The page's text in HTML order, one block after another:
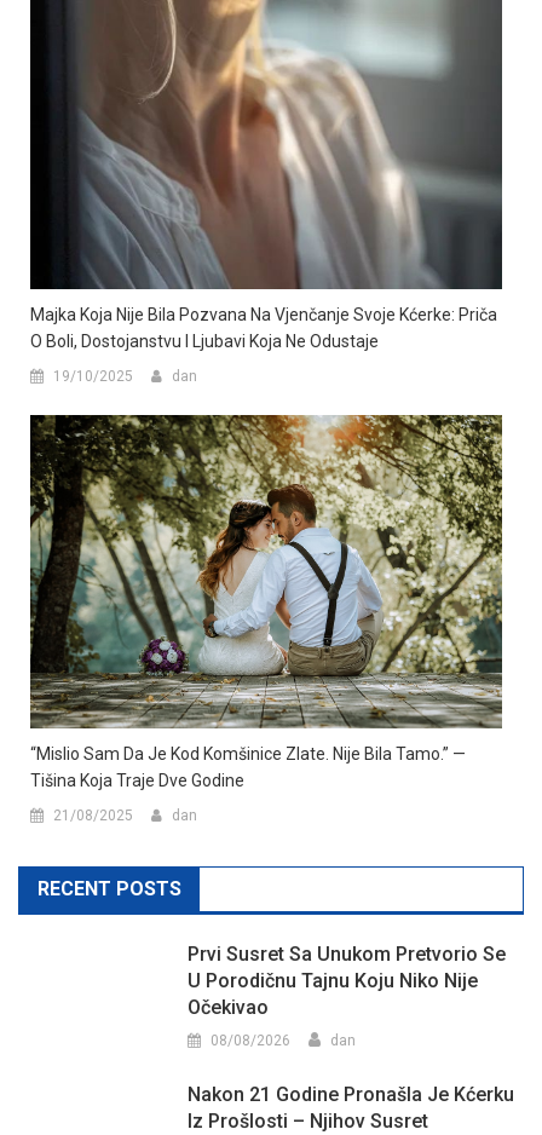
Majka Koja Nije Bila Pozvana Na Vjenčanje Svoje Kćerke: Priča
O Boli, Dostojanstvu I Ljubavi Koja Ne Odustaje
19/10/2025 dan
“Mislio Sam Da Je Kod Komšinice Zlate. Nije Bila Tamo.” —
Tišina Koja Traje Dve Godine
21/08/2025 dan
RECENT POSTS
Prvi Susret Sa Unukom Pretvorio Se
U Porodičnu Tajnu Koju Niko Nije
Očekivao
08/08/2026 dan
Nakon 21 Godine Pronašla Je Kćerku
Iz Prošlosti – Njihov Susret